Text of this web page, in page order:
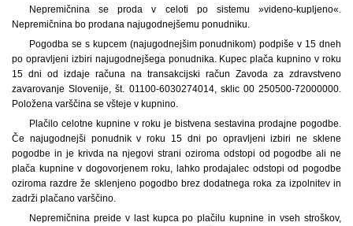
Nepremičnina se proda v celoti po sistemu »videno-kupljeno«.
Nepremičnina bo prodana najugodnejšemu ponudniku.
Pogodba se s kupcem (najugodnejšim ponudnikom) podpiše v 15 dneh
po opravljeni izbiri najugodnejšega ponudnika. Kupec plača kupnino v roku
15 dni od izdaje računa na transakcijski račun Zavoda za zdravstveno
zavarovanje Slovenije, št. 01100-6030274014, sklic 00 250500-72000000.
Položena varščina se všteje v kupnino.
Plačilo celotne kupnine v roku je bistvena sestavina prodajne pogodbe.
Če najugodnejši ponudnik v roku 15 dni po opravljeni izbiri ne sklene
pogodbe in je krivda na njegovi strani oziroma odstopi od pogodbe ali ne
plača kupnine v dogovorjenem roku, lahko prodajalec odstopi od pogodbe
oziroma razdre že sklenjeno pogodbo brez dodatnega roka za izpolnitev in
zadrži plačano varščino.
Nepremičnina preide v last kupca po plačilu kupnine in vseh stroškov,